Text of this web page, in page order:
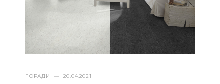
ПОРАДИ — 20.04.2021